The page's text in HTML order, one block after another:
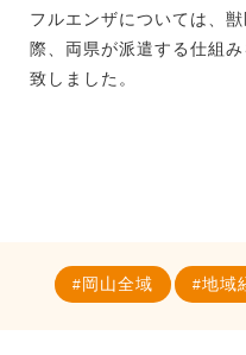
フルエンザについては、
際、両県が派遣する仕組
致しました。
岡山全域 地域